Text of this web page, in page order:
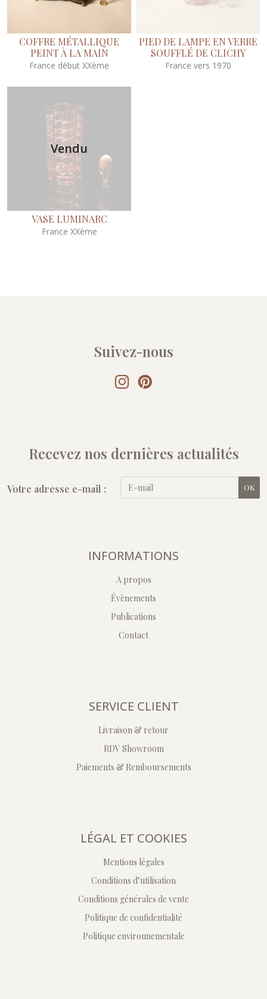
COFFRE MÉTALLIQUE
PEINT À LA MAIN
France début XXème
PIED DE LAMPE EN VERRE
SOUFFLÉ DE CLICHY
France vers 1970
Vendu
VASE LUMINARC
France XXème
Suivez-nous
Recevez nos dernières actualités
Votre adresse e-mail : OK
INFORMATIONS
A propos
Évènements
Publications
Contact
SERVICE CLIENT
Livraison & retour
RDV Showroom
Paiements & Remboursements
LÉGAL ET COOKIES
Mentions légales
Conditions d’utilisation
Conditions générales de vente
Politique de confidentialité
Politique environnementale